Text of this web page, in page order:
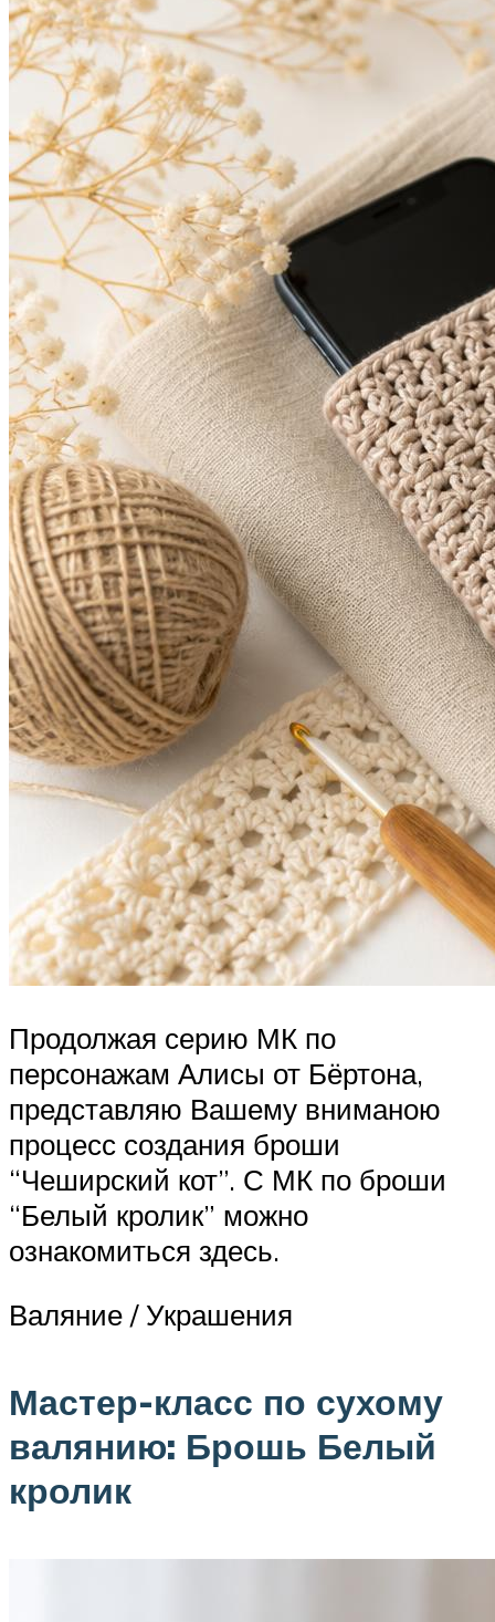
Продолжая серию МК по
персонажам Алисы от Бёртона,
представляю Вашему вниманою
процесс создания броши
“Чеширский кот”. С МК по броши
“Белый кролик” можно
ознакомиться здесь.
Валяние / Украшения
Мастер-класс по сухому
валянию: Брошь Белый
кролик